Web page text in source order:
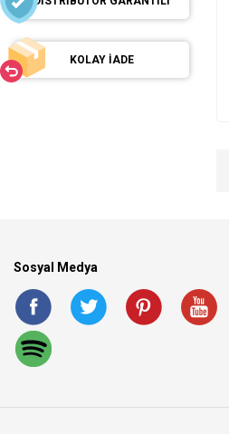
KOLAY İADE
Sosyal Medya